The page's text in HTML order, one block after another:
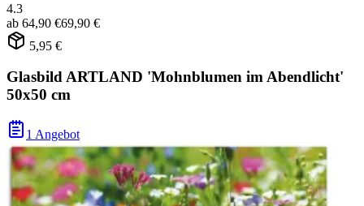
4.3
ab 64,90 €69,90 €
5,95 €
Glasbild ARTLAND 'Mohnblumen im Abendlicht'
50x50 cm
1 Angebot